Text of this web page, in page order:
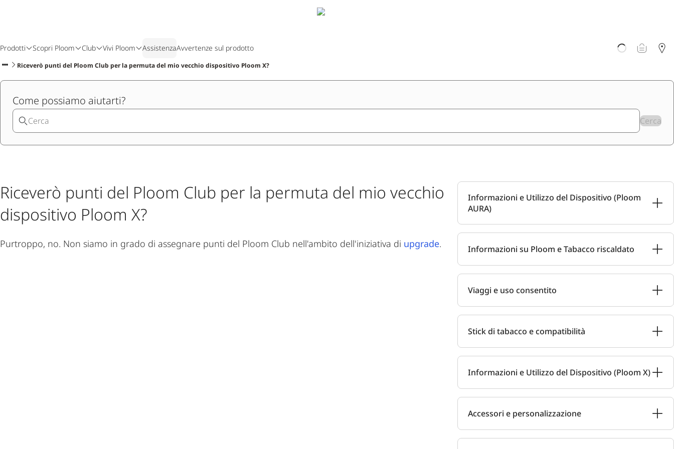
Prodotti Scopri Ploom Club Vivi Ploom AssistenzaAvvertenze sul prodotto
Riceverò punti del Ploom Club per la permuta del mio vecchio dispositivo Ploom X?
Come possiamo aiutarti?
Cerca
Riceverò punti del Ploom Club per la permuta del mio vecchio
dispositivo Ploom X?
Purtroppo, no. Non siamo in grado di assegnare punti del Ploom Club nell'ambito dell'iniziativa di upgrade.
Informazioni e Utilizzo del Dispositivo (Ploom
AURA)
Informazioni su Ploom e Tabacco riscaldato
Viaggi e uso consentito
Stick di tabacco e compatibilità
Informazioni e Utilizzo del Dispositivo (Ploom X)
Accessori e personalizzazione